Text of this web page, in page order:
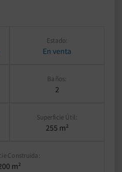
Estado:
En venta
Baños:
2
Superficie Útil:
255 m²
Construida:
m²